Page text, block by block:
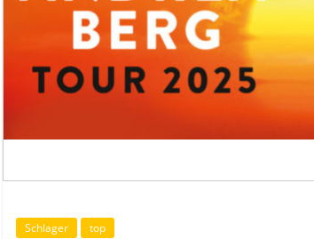
Schlager top